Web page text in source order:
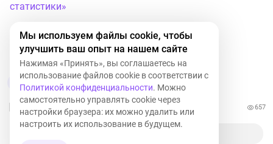
статистики»
PS: кто ждал сегодня — не ждите
#новости #инфляция
657
Мы используем файлы cookie, чтобы
улучшить ваш опыт на нашем сайте
Нажимая «Принять», вы соглашаетесь на
использование файлов cookie в соответствии с
Политикой конфиденциальности. Можно
самостоятельно управлять cookie через
настройки браузера: их можно удалить или
настроить их использование в будущем.